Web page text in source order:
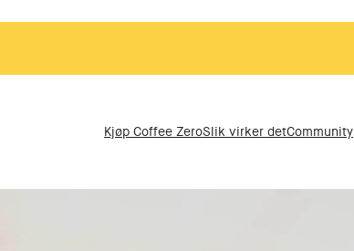
Kjøp Coffee ZeroSlik virker detCommunity